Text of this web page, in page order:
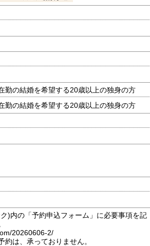
勤の結婚を希望する20歳以上の独身の方
勤の結婚を希望する20歳以上の独身の方
)内の「予約申込フォーム」に必要事項を記
20260606-2/
は、承っておりません。